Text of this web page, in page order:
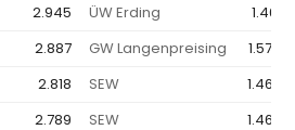
2.945 ÜW Erding
1.461
2.887 GW Langenpreising
1.574
2.818 SEW
1.462
2.789 SEW
1.462